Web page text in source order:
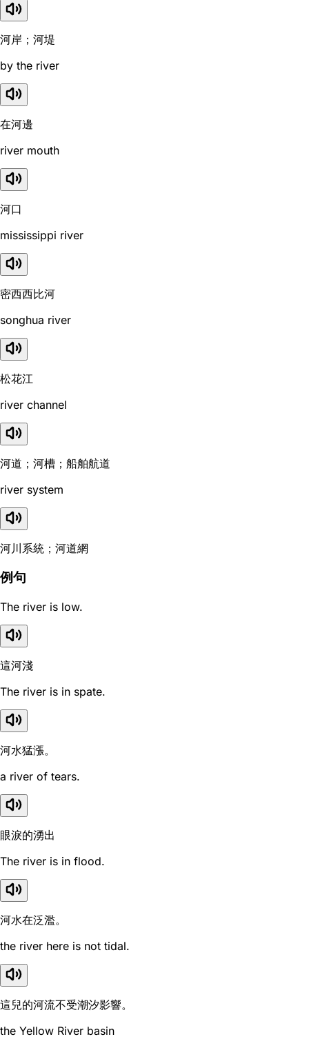
河岸；河堤
by the river
在河邊
river mouth
河口
mississippi river
密西西比河
songhua river
松花江
river channel
河道；河槽；船舶航道
river system
河川系統；河道網
例句
The river is low.
這河淺
The river is in spate.
河水猛漲。
a river of tears.
眼淚的湧出
The river is in flood.
河水在泛濫。
the river here is not tidal.
這兒的河流不受潮汐影響。
the Yellow River basin